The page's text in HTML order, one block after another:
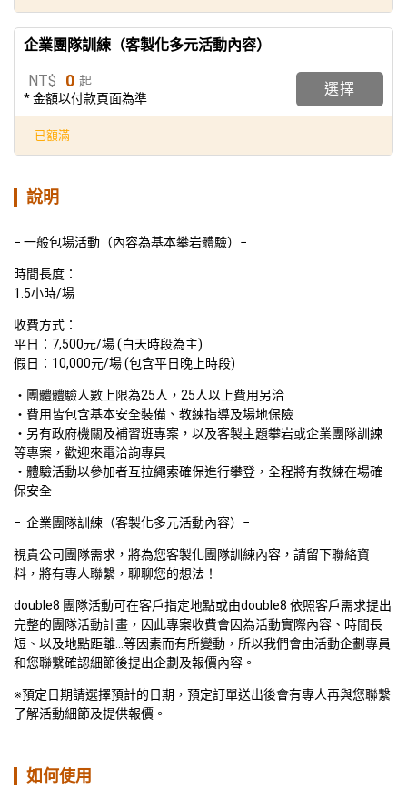
企業團隊訓練（客製化多元活動內容）
NT$ 0 起
* 金額以付款頁面為準
選擇
已額滿
說明
− 一般包場活動（內容為基本攀岩體驗）−
時間長度：
1.5小時/場
收費方式：
平日：7,500元/場 (白天時段為主)
假日：10,000元/場 (包含平日晚上時段)
團體體驗人數上限為25人，25人以上費用另洽
費用皆包含基本安全裝備、教練指導及場地保險
另有政府機關及補習班專案，以及客製主題攀岩或企業團隊訓練
等專案，歡迎來電洽詢專員
體驗活動以參加者互拉繩索確保進行攀登，全程將有教練在場確
保安全
−  企業團隊訓練（客製化多元活動內容）−
視貴公司團隊需求，將為您客製化團隊訓練內容，請留下聯絡資
料，將有專人聯繫，聊聊您的想法！
double8 團隊活動可在客戶指定地點或由double8 依照客戶需求提出
完整的團隊活動計畫，因此專案收費會因為活動實際內容、時間長
短、以及地點距離...等因素而有所變動，所以我們會由活動企劃專員
和您聯繫確認細節後提出企劃及報價內容。
※預定日期請選擇預計的日期，預定訂單送出後會有專人再與您聯繫
了解活動細節及提供報價。
如何使用